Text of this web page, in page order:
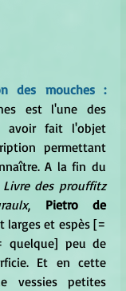
des mouches :
est l'une des
avoir fait l'objet
permettant
A la fin du
Livre des prouffitz
, Pietro de
larges et espès [=
quelque] peu de
Et en cette
vessies petites